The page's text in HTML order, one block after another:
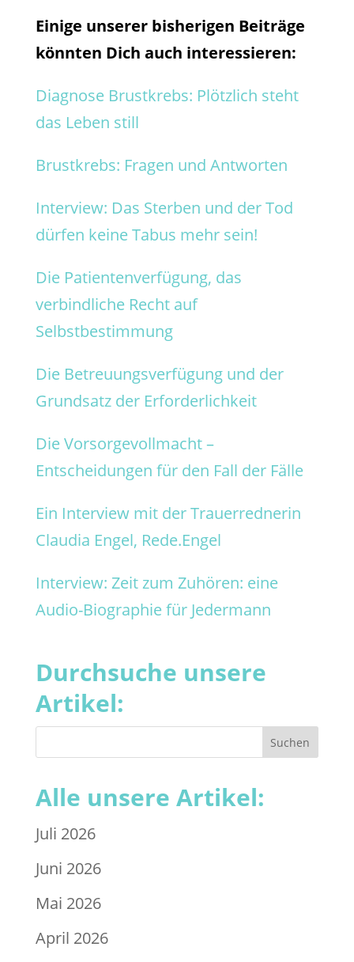
Einige unserer bisherigen Beiträge
könnten Dich auch interessieren:
Diagnose Brustkrebs: Plötzlich steht
das Leben still
Brustkrebs: Fragen und Antworten
Interview: Das Sterben und der Tod
dürfen keine Tabus mehr sein!
Die Patientenverfügung, das
verbindliche Recht auf
Selbstbestimmung
Die Betreuungsverfügung und der
Grundsatz der Erforderlichkeit
Die Vorsorgevollmacht –
Entscheidungen für den Fall der Fälle
Ein Interview mit der Trauerrednerin
Claudia Engel, Rede.Engel
Interview: Zeit zum Zuhören: eine
Audio-Biographie für Jedermann
Durchsuche unsere
Artikel:
Alle unsere Artikel:
Juli 2026
Juni 2026
Mai 2026
April 2026